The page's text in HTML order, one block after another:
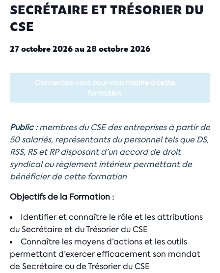
SECRÉTAIRE ET TRÉSORIER DU
CSE
27 octobre 2026au28 octobre 2026
Connectez-vous pour vous inscrire à cette
formation
Public :membres du CSE des entreprises à partir de
50 salariés, représentants du personnel tels que DS,
RSS, RS et RP disposant d’un accord de droit
syndical ou règlement intérieur permettant de
bénéficier de cette formation
Objectifs de la Formation :
Identifier et connaître le rôle et les attributions
du Secrétaire et du Trésorier du CSE
Connaître les moyens d’actions et les outils
permettant d’exercer efficacement son mandat
de Secrétaire ou de Trésorier du CSE